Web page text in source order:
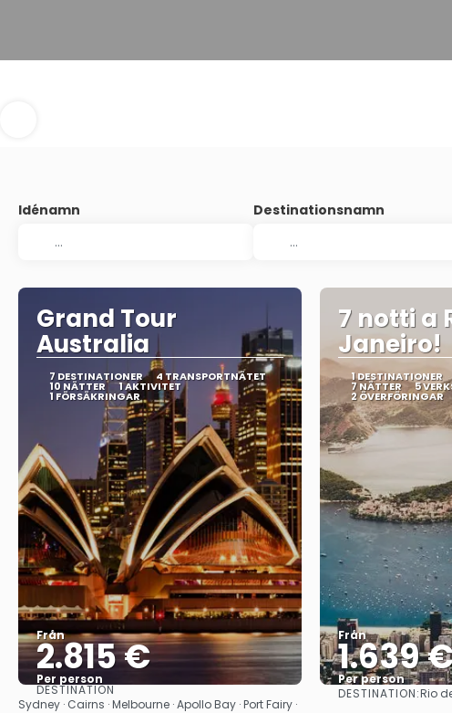
Idénamn Destinationsnamn
Grand Tour
Australia
7 DESTINATIONER 4 TRANSPORTNÄTET
10 NÄTTER 1 AKTIVITET
1 FÖRSÄKRINGAR
Från
2.815 €
Per person
Se
DESTINATION
Sydney · Cairns · Melbourne · Apollo Bay · Port Fairy ·
7 notti a
Janeiro!
1 DESTINATIONER
7 NÄTTER 5
2 ÖVERFÖRINGAR
Från
1.639
Per person
DESTINATION:Rio